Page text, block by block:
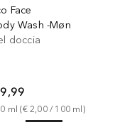
Face
Wash -Møn
doccia
ml (€ 2,00 / 100 ml )